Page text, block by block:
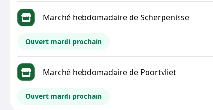
Marché hebdomadaire de Scherpenisse
Ouvert mardi prochain
Marché hebdomadaire de Poortvliet
Ouvert mardi prochain